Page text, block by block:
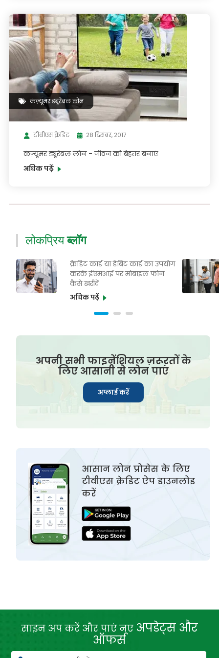
कंज़्यूमर ड्यूरेबल लोन
टीवीएस क्रेडिट 28 दिसंबर, 2017
कंज़्यूमर ड्यूरेबल लोन - जीवन को बेहतर बनाएं
अधिक पढ़ें
लोकप्रियब्लॉग
क्रेडिट कार्ड या डेबिट कार्ड का उपयोग
करके ईएमआई पर मोबाइल फोन
कैसे खरीदें
अधिक पढ़ें
अपनी सभी फाइनेंशियल ज़रूरतों के
लिए आसानी से लोन पाएं
अप्लाई करें
आसान लोन प्रोसेस के लिए
टीवीएस क्रेडिट ऐप डाउनलोड
करें
साइन अप करें और पाएं नए अपडेट्स और
ऑफर्स